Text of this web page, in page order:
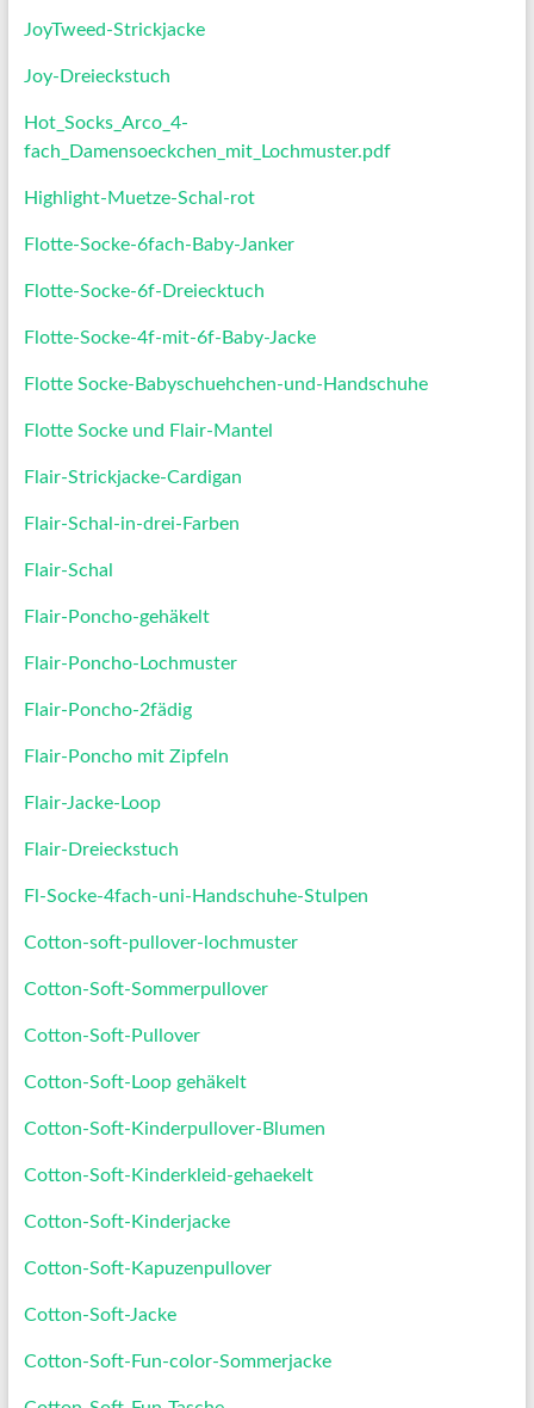
JoyTweed-Strickjacke
Joy-Dreieckstuch
Hot_Socks_Arco_4-
fach_Damensoeckchen_mit_Lochmuster.pdf
Highlight-Muetze-Schal-rot
Flotte-Socke-6fach-Baby-Janker
Flotte-Socke-6f-Dreiecktuch
Flotte-Socke-4f-mit-6f-Baby-Jacke
Flotte Socke-Babyschuehchen-und-Handschuhe
Flotte Socke und Flair-Mantel
Flair-Strickjacke-Cardigan
Flair-Schal-in-drei-Farben
Flair-Schal
Flair-Poncho-gehäkelt
Flair-Poncho-Lochmuster
Flair-Poncho-2fädig
Flair-Poncho mit Zipfeln
Flair-Jacke-Loop
Flair-Dreieckstuch
Fl-Socke-4fach-uni-Handschuhe-Stulpen
Cotton-soft-pullover-lochmuster
Cotton-Soft-Sommerpullover
Cotton-Soft-Pullover
Cotton-Soft-Loop gehäkelt
Cotton-Soft-Kinderpullover-Blumen
Cotton-Soft-Kinderkleid-gehaekelt
Cotton-Soft-Kinderjacke
Cotton-Soft-Kapuzenpullover
Cotton-Soft-Jacke
Cotton-Soft-Fun-color-Sommerjacke